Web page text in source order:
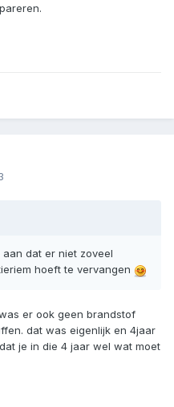
aan dat er niet zoveel
hoeft te vervangen
er ook geen brandstof
dat was eigenlijk en 4jaar
je in die 4 jaar wel wat moet